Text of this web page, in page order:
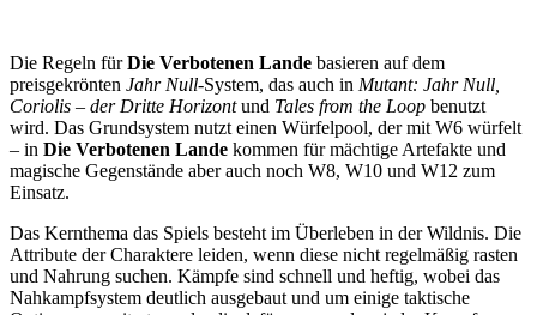
Die Regeln fürDie Verbotenen Lande basieren auf dem
preisgekrönten Jahr Null-System, das auch in Mutant: Jahr Null,
Coriolis – der Dritte Horizontund Tales from the Loop benutzt
wird. Das Grundsystem nutzt einen Würfelpool, der mit W6 würfelt
– in Die Verbotenen Lande kommen für mächtige Artefakte und
magische Gegenstände aber auch noch W8, W10 und W12 zum
Einsatz.
Das Kernthema das Spiels besteht im Überleben in der Wildnis. Die
Attribute der Charaktere leiden, wenn diese nicht regelmäßig rasten
und Nahrung suchen. Kämpfe sind schnell und heftig, wobei das
Nahkampfsystem deutlich ausgebaut und um einige taktische